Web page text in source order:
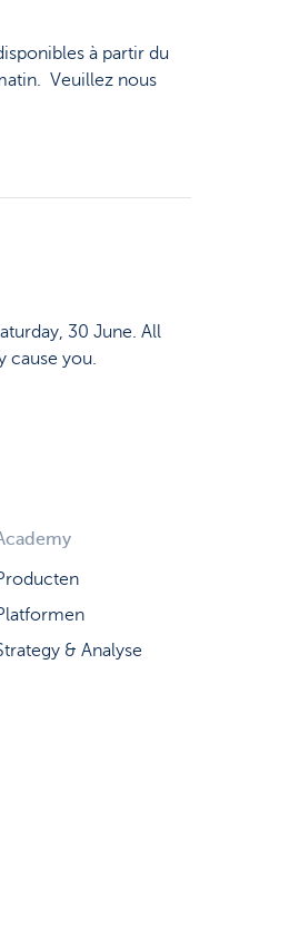
à partir du
Veuillez nous
30 June. All
cause you.
& Analyse